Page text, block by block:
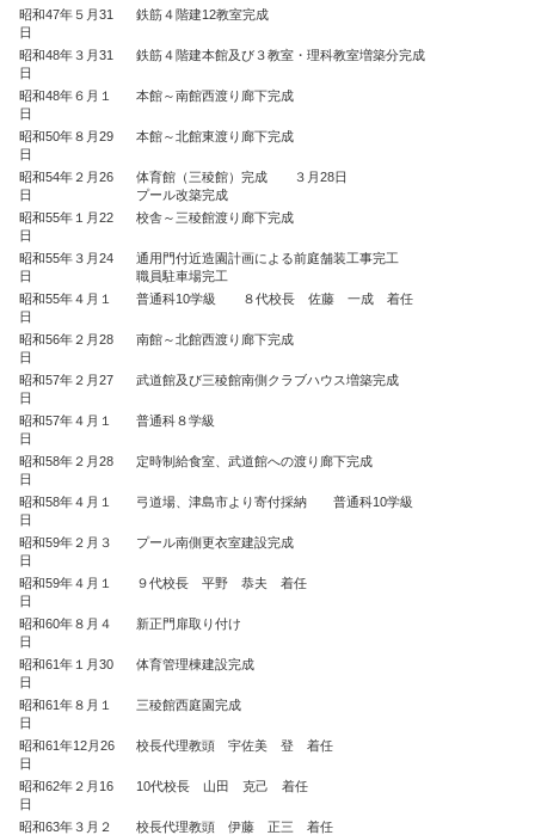
昭和47年５月31
日
鉄筋４階建12教室完成
昭和48年３月31
日
鉄筋４階建本館及び３教室・理科教室増築分完成
昭和48年６月１
日
本館～南館西渡り廊下完成
昭和50年８月29
日
本館～北館東渡り廊下完成
昭和54年２月26
日
体育館（三稜館）完成 ３月28日
プール改築完成
昭和55年１月22
日
校舎～三稜館渡り廊下完成
昭和55年３月24
日
通用門付近造園計画による前庭舗装工事完工
職員駐車場完工
昭和55年４月１
日
普通科10学級 ８代校長 佐藤 一成 着任
昭和56年２月28
日
南館～北館西渡り廊下完成
昭和57年２月27
日
武道館及び三稜館南側クラブハウス増築完成
昭和57年４月１
日
普通科８学級
昭和58年２月28
日
定時制給食室、武道館への渡り廊下完成
昭和58年４月１
日
弓道場、津島市より寄付採納 普通科10学級
昭和59年２月３
日
プール南側更衣室建設完成
昭和59年４月１
日
９代校長 平野 恭夫 着任
昭和60年８月４
日
新正門扉取り付け
昭和61年１月30
日
体育管理棟建設完成
昭和61年８月１
日
三稜館西庭園完成
昭和61年12月26
日
校長代理教頭 宇佐美 登 着任
昭和62年２月16
日
10代校長 山田 克己 着任
昭和63年３月２
校長代理教頭 伊藤 正三 着任